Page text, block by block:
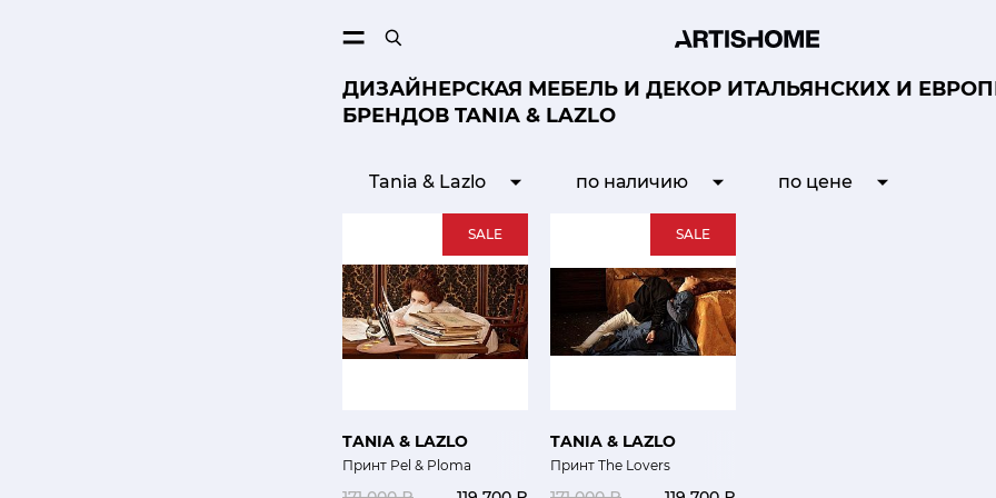
ДИЗАЙНЕРСКАЯ МЕБЕЛЬ И ДЕКОР ИТАЛЬЯНСКИХ И
БРЕНДОВ TANIA & LAZLO
Tania & Lazlo по наличию по цене
SALE
TANIA & LAZLO
Принт Pel & Ploma
SALE
TANIA & LAZLO
Принт The Lovers